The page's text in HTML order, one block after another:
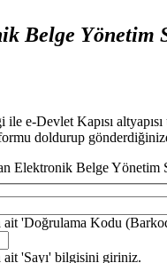
Belge Yönetim
e-Devlet Kapısı altyapısı
doldurup
Elektronik Belge
ait 'Doğrulama Kodu
'Sayı' bilgisini giriniz.